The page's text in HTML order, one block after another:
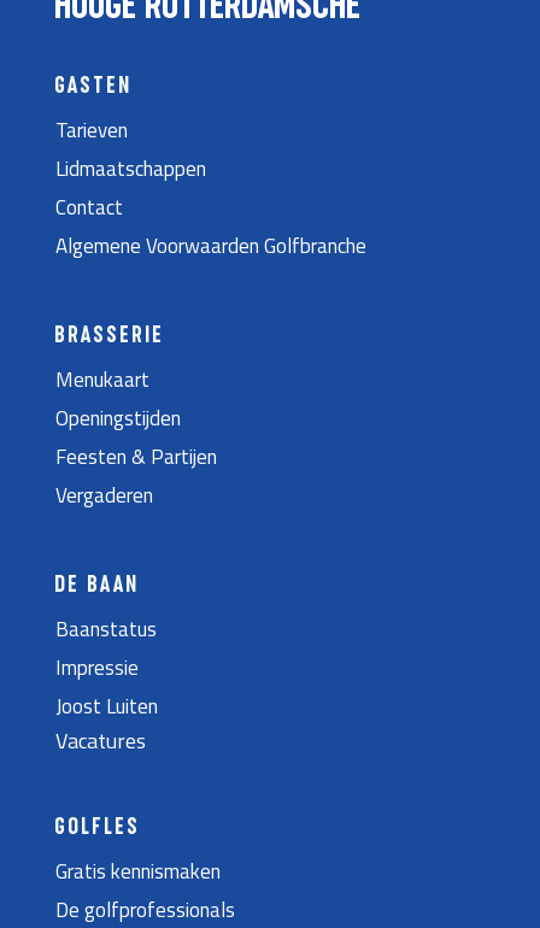
GASTEN
Tarieven
Lidmaatschappen
Contact
Algemene Voorwaarden Golfbranche
BRASSERIE
Menukaart
Openingstijden
Feesten & Partijen
Vergaderen
DE BAAN
Baanstatus
Impressie
Joost Luiten
Vacatures
GOLFLES
Gratis kennismaken
De golfprofessionals